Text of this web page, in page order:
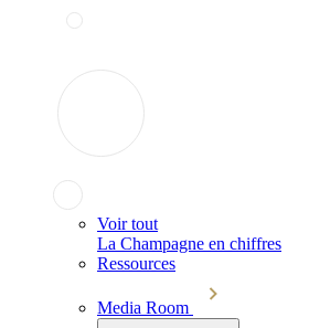
Voir tout
La Champagne en chiffres
Ressources
Media Room